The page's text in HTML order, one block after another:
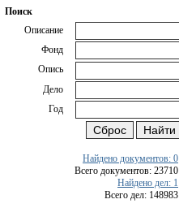
Поиск
Описание
Фонд
Опись
Дело
Год
Найдено документов: 0
Всего документов: 23710
Найдено дел: 1
Всего дел: 148983